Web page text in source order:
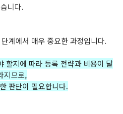
습니다.
계에서 매우 중요한 과정입니다.
할지에 따라 등록 전략과 비용이 달
지므로,
판단이 필요합니다.